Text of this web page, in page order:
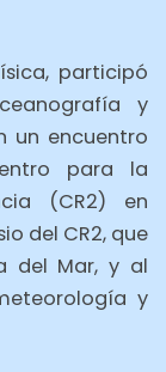
participó
y
un encuentro
para la
(CR2) en
del CR2, que
del Mar, y al
y